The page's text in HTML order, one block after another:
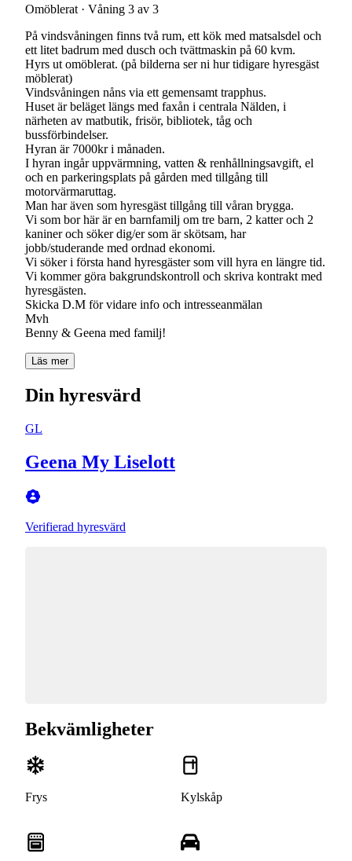
Omöblerat · Våning 3 av 3
På vindsvåningen finns två rum, ett kök med matsalsdel och
ett litet badrum med dusch och tvättmaskin på 60 kvm.
Hyrs ut omöblerat. (på bilderna ser ni hur tidigare hyresgäst
möblerat)
Vindsvåningen nåns via ett gemensamt trapphus.
Huset är beläget längs med faxån i centrala Nälden, i
närheten av matbutik, frisör, bibliotek, tåg och
bussförbindelser.
Hyran är 7000kr i månaden.
I hyran ingår uppvärmning, vatten & renhållningsavgift, el
och en parkeringsplats på gården med tillgång till
motorvärmaruttag.
Man har även som hyresgäst tillgång till våran brygga.
Vi som bor här är en barnfamilj om tre barn, 2 katter och 2
kaniner och söker dig/er som är skötsam, har
jobb/studerande med ordnad ekonomi.
Vi söker i första hand hyresgäster som vill hyra en längre tid.
Vi kommer göra bakgrundskontroll och skriva kontrakt med
hyresgästen.
Skicka D.M för vidare info och intresseanmälan
Mvh
Benny & Geena med familj!
Läs mer
Din hyresvärd
GL
Geena My Liselott
Verifierad hyresvärd
Bekvämligheter
Frys Kylskåp